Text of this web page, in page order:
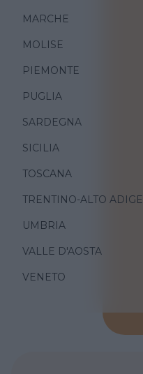
MARCHE
MOLISE
PIEMONTE
PUGLIA
SARDEGNA
SICILIA
TOSCANA
TRENTINO-ALTO ADIGE
UMBRIA
VALLE D'AOSTA
VENETO